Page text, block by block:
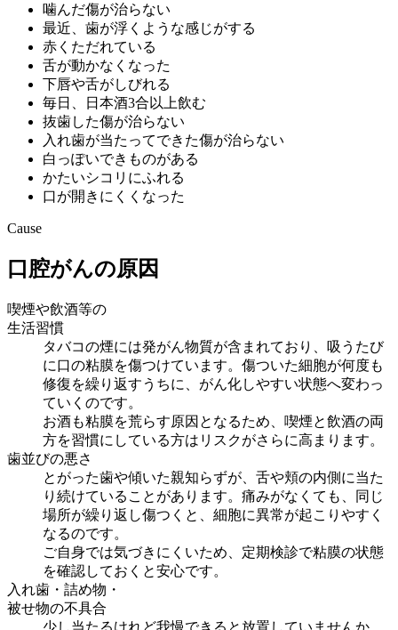
噛んだ傷が治らない
最近、歯が浮くような感じがする
赤くただれている
舌が動かなくなった
下唇や舌がしびれる
毎日、日本酒3合以上飲む
抜歯した傷が治らない
入れ歯が当たってできた傷が治らない
白っぽいできものがある
かたいシコリにふれる
口が開きにくくなった
Cause
口腔がんの原因
喫煙や飲酒等の
生活習慣
タバコの煙には発がん物質が含まれており、吸うたび
に口の粘膜を傷つけています。傷ついた細胞が何度も
修復を繰り返すうちに、がん化しやすい状態へ変わっ
ていくのです。
お酒も粘膜を荒らす原因となるため、喫煙と飲酒の両
方を習慣にしている方はリスクがさらに高まります。
歯並びの悪さ
とがった歯や傾いた親知らずが、舌や頬の内側に当た
り続けていることがあります。痛みがなくても、同じ
場所が繰り返し傷つくと、細胞に異常が起こりやすく
なるのです。
ご自身では気づきにくいため、定期検診で粘膜の状態
を確認しておくと安心です。
入れ歯・詰め物・
被せ物の不具合
少し当たるけれど我慢できると放置していませんか。